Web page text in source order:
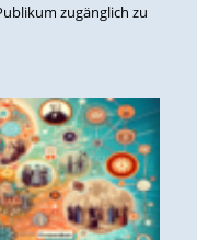
zugänglich zu